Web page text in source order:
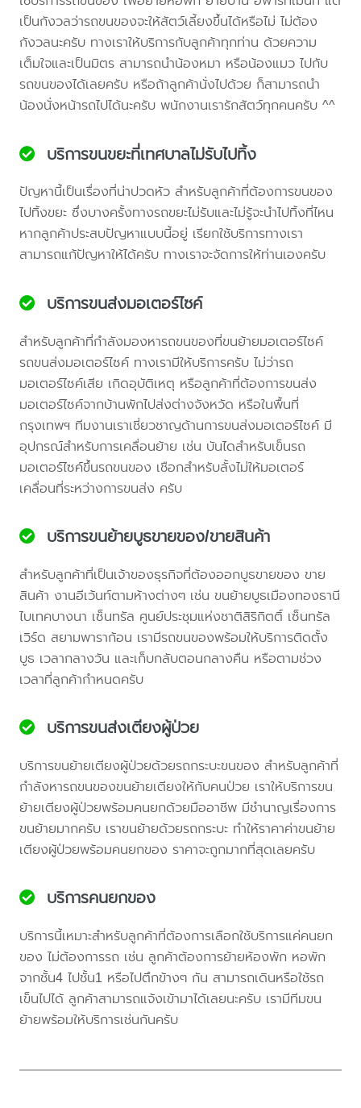
เป็นกังวลว่ารถขนของจะให้สัตว์เลี้ยงขึ้นได้หรือไม่ ไม่ต้อง
กังวลนะครับ ทางเราให้บริการกับลูกค้าทุกท่าน ด้วยความ
เต็มใจและเป็นมิตร สามารถนำน้องหมา หรือน้องแมว ไปกับ
รถขนของได้เลยครับ หรือถ้าลูกค้านั่งไปด้วย ก็สามารถนำ
น้องนั่งหน้ารถไปได้นะครับ พนักงานเรารักสัตว์ทุกคนครับ ^^
บริการขนขยะที่เทศบาลไม่รับไปทิ้ง
ปัญหานี้เป็นเรื่องที่น่าปวดหัว สำหรับลูกค้าที่ต้องการขนของ
ไปทิ้งขยะ ซึ่งบางครั้งทางรถขยะไม่รับและไม่รู้จะนำไปทิ้งที่ไหน
หากลูกค้าประสบปัญหาแบบนี้อยู่ เรียกใช้บริการทางเรา
สามารถแก้ปัญหาให้ได้ครับ ทางเราจะจัดการให้ท่านเองครับ
บริการขนส่งมอเตอร์ไซค์
สำหรับลูกค้าที่กำลังมองหารถขนของที่ขนย้ายมอเตอร์ไซค์
รถขนส่งมอเตอร์ไซค์ ทางเรามีให้บริการครับ ไม่ว่ารถ
มอเตอร์ไซค์เสีย เกิดอุบัติเหตุ หรือลูกค้าที่ต้องการขนส่ง
มอเตอร์ไซค์จากบ้านพักไปส่งต่างจังหวัด หรือในพื้นที่
กรุงเทพฯ ทีมงานเราเชี่ยวชาญด้านการขนส่งมอเตอร์ไซค์ มี
อุปกรณ์สำหรับการเคลื่อนย้าย เช่น บันไดสำหรับเข็นรถ
มอเตอร์ไซค์ขึ้นรถขนของ เชือกสำหรับลั้งไม่ให้มอเตอร์
เคลื่อนที่ระหว่างการขนส่ง ครับ
บริการขนย้ายบูธขายของ/ขายสินค้า
สำหรับลูกค้าที่เป็นเจ้าของธุรกิจที่ต้องออกบูธขายของ ขาย
สินค้า งานอีเว้นท์ตามห้างต่างๆ เช่น ขนย้ายบูธเมืองทองธานี
ไบเทคบางนา เซ็นทรัล ศูนย์ประชุมแห่งชาติสิริกิตติ์ เซ็นทรัล
เวิร์ด สยามพาราก้อน เรามีรถขนของพร้อมให้บริการติดตั้ง
บูธ เวลากลางวัน และเก็บกลับตอนกลางคืน หรือตามช่วง
เวลาที่ลูกค้ากำหนดครับ
บริการขนส่งเตียงผู้ป่วย
บริการขนย้ายเตียงผู้ป่วยด้วยรถกระบะขนของ สำหรับลูกค้าที่
กำลังหารถขนของขนย้ายเตียงให้กับคนป่วย เราให้บริการขน
ย้ายเตียงผู้ป่วยพร้อมคนยกด้วยมืออาชีพ มีชำนาญเรื่องการ
ขนย้ายมากครับ เราขนย้ายด้วยรถกระบะ ทำให้ราคาค่าขนย้าย
เตียงผู้ป่วยพร้อมคนยกของ ราคาจะถูกมากที่สุดเลยครับ
บริการคนยกของ
บริการนี้เหมาะสำหรับลูกค้าที่ต้องการเลือกใช้บริการแค่คนยก
ของ ไม่ต้องการรถ เช่น ลูกค้าต้องการย้ายห้องพัก หอพัก
จากชั้น4 ไปชั้น1 หรือไปตึกข้างๆ กัน สามารถเดินหรือใช้รถ
เข็นไปได้ ลูกค้าสามารถแจ้งเข้ามาได้เลยนะครับ เรามีทีมขน
ย้ายพร้อมให้บริการเช่นกันครับ